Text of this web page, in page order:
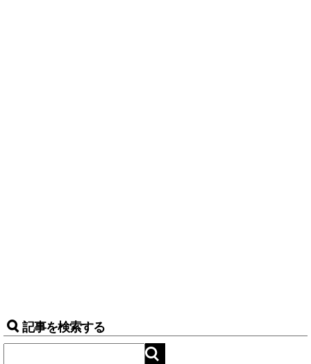
記事を検索する